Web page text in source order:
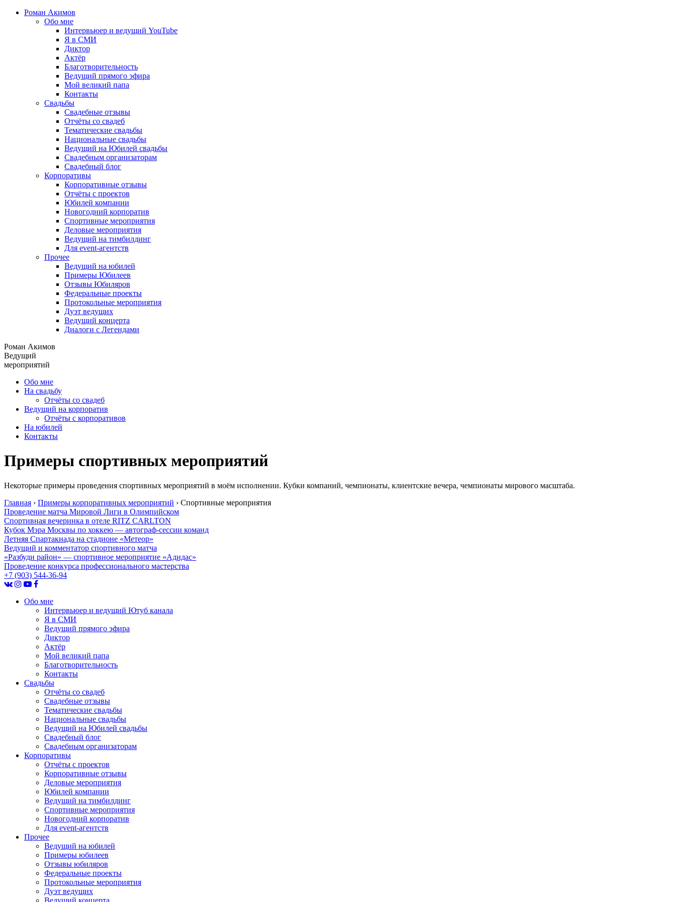
Роман Акимов
Обо мне
Интервьюер и ведущий YouTube
Я в СМИ
Диктор
Актёр
Благотворительность
Ведущий прямого эфира
Мой великий папа
Контакты
Свадьбы
Свадебные отзывы
Отчёты со свадеб
Тематические свадьбы
Национальные свадьбы
Ведущий на Юбилей свадьбы
Свадебным организаторам
Свадебный блог
Корпоративы
Корпоративные отзывы
Отчёты с проектов
Юбилей компании
Новогодний корпоратив
Спортивные мероприятия
Деловые мероприятия
Ведущий на тимбилдинг
Для event-агентств
Прочее
Ведущий на юбилей
Примеры Юбилеев
Отзывы Юбиляров
Федеральные проекты
Протокольные мероприятия
Дуэт ведущих
Ведущий концерта
Диалоги с Легендами
Роман Акимов
Ведущий
мероприятий
Обо мне
На свадьбу
Отчёты со свадеб
Ведущий на корпоратив
Отчёты с корпоративов
На юбилей
Контакты
Примеры спортивных мероприятий
Некоторые примеры проведения спортивных мероприятий в моём исполнении. Кубки компаний, чемпионаты, клиентские вечера, чемпионаты мирового масштаба.
Главная › Примеры корпоративных мероприятий › Спортивные мероприятия
Проведение матча Мировой Лиги в Олимпийском
Спортивная вечеринка в отеле RITZ CARLTON
Кубок Мэра Москвы по хоккею — автограф-сессии команд
Летняя Спартакиада на стадионе «Метеор»
Ведущий и комментатор спортивного матча
«Разбуди район» — спортивное мероприятие «Адидас»
Проведение конкурса профессионального мастерства
+7 (903) 544-36-94
Обо мне
Интервьюер и ведущий Ютуб канала
Я в СМИ
Ведущий прямого эфира
Диктор
Актёр
Мой великий папа
Благотворительность
Контакты
Свадьбы
Отчёты со свадеб
Свадебные отзывы
Тематические свадьбы
Национальные свадьбы
Ведущий на Юбилей свадьбы
Свадебный блог
Свадебным организаторам
Корпоративы
Отчёты с проектов
Корпоративные отзывы
Деловые мероприятия
Юбилей компании
Ведущий на тимбилдинг
Спортивные мероприятия
Новогодний корпоратив
Для event-агентств
Прочее
Ведущий на юбилей
Примеры юбилеев
Отзывы юбиляров
Федеральные проекты
Протокольные мероприятия
Дуэт ведущих
Ведущий концерта